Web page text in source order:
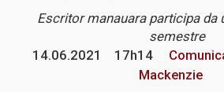
Escritor manauara participa da
semestre
14.06.2021
17h14
Mackenzie